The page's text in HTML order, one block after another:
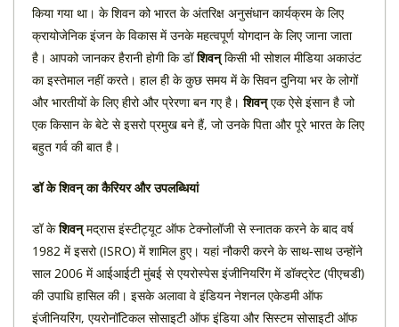
किया गया था। के शिवन को भारत के अंतरिक्ष अनुसंधान कार्यक्रम के लिए
क्रायोजेनिक इंजन के विकास में उनके महत्वपूर्ण योगदान के लिए जाना जाता
है। आपको जानकर हैरानी होगी कि डॉशिवन्किसी भी सोशल मीडिया अकाउंट
का इस्तेमाल नहीं करते। हाल ही के कुछ समय में के सिवन दुनिया भर के लोगों
और भारतीयों के लिए हीरो और प्रेरणा बन गए है।शिवन्एक ऐसे इंसान है जो
एक किसान के बेटे से इसरो प्रमुख बने हैं, जो उनके पिता और पूरे भारत के लिए
बहुत गर्व की बात है।
डॉ केशिवन् का कैरियर और उपलब्धियां
डॉ केशिवन्मद्रास इंस्टीट्यूट ऑफ टेक्नोलॉजी से स्नातक करने के बाद वर्ष
1982 में इसरो (ISRO) में शामिल हुए। यहां नौकरी करने के साथ-साथ उन्होंने
साल 2006 में आईआईटी मुंबई से एयरोस्पेस इंजीनियरिंग में डॉक्ट्रेट (पीएचडी)
की उपाधि हासिल की। इसके अलावा वे इंडियन नेशनल एकेडमी ऑफ
इंजीनियरिंग, एयरोनॉटिकल सोसाइटी ऑफ इंडिया और सिस्टम सोसाइटी ऑफ